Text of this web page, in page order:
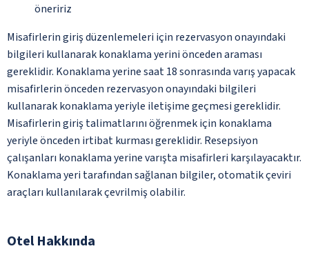
öneririz
Misafirlerin giriş düzenlemeleri için rezervasyon onayındaki
bilgileri kullanarak konaklama yerini önceden araması
gereklidir. Konaklama yerine saat 18 sonrasında varış yapacak
misafirlerin önceden rezervasyon onayındaki bilgileri
kullanarak konaklama yeriyle iletişime geçmesi gereklidir.
Misafirlerin giriş talimatlarını öğrenmek için konaklama
yeriyle önceden irtibat kurması gereklidir. Resepsiyon
çalışanları konaklama yerine varışta misafirleri karşılayacaktır.
Konaklama yeri tarafından sağlanan bilgiler, otomatik çeviri
araçları kullanılarak çevrilmiş olabilir.
Otel Hakkında